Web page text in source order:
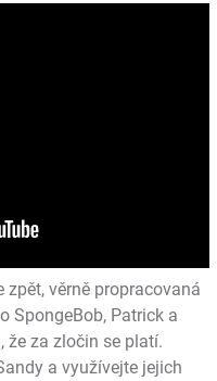
věrně propracovaná
SpongeBob, Patrick a
že za zločin se platí.
a využívejte jejich